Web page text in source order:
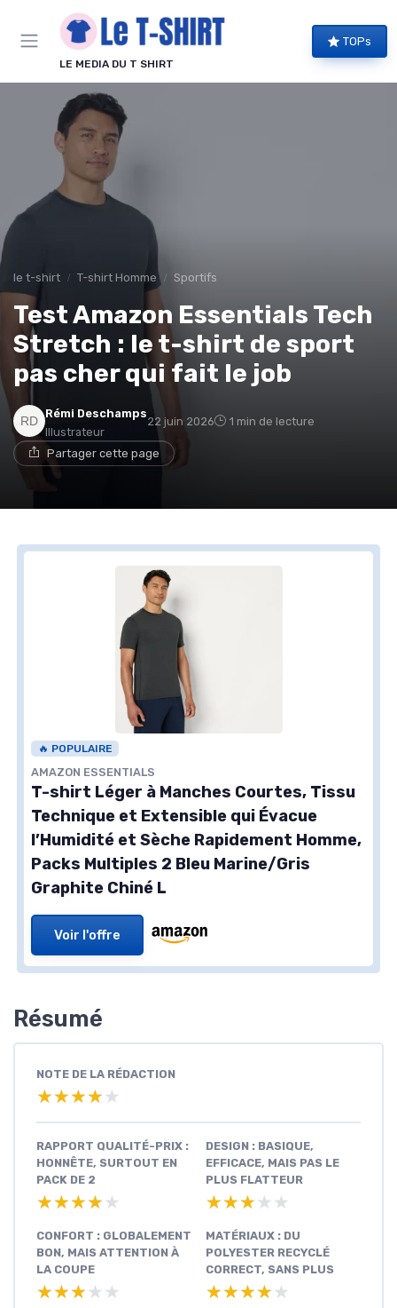
LE MEDIA DU T SHIRT
TOPs
le t-shirt T-shirt Homme Sportifs
Test Amazon Essentials Tech
Stretch : le t-shirt de sport
pas cher qui fait le job
Rémi Deschamps
Illustrateur
22 juin 2026 1 min de lecture
Partager cette page
🔥 POPULAIRE
AMAZON ESSENTIALS
T-shirt Léger à Manches Courtes, Tissu
Technique et Extensible qui Évacue
l’Humidité et Sèche Rapidement Homme,
Packs Multiples 2 Bleu Marine/Gris
Graphite Chiné L
Voir l'offre
Résumé
NOTE DE LA RÉDACTION
★★★★★
★★★★★
RAPPORT QUALITÉ-PRIX :
HONNÊTE, SURTOUT EN
PACK DE 2
★★★★★
★★★★★
DESIGN : BASIQUE,
EFFICACE, MAIS PAS LE
PLUS FLATTEUR
★★★★★
★★★★★
CONFORT : GLOBALEMENT
BON, MAIS ATTENTION À
LA COUPE
★★★★★
★★★★★
MATÉRIAUX : DU
POLYESTER RECYCLÉ
CORRECT, SANS PLUS
★★★★★
★★★★★
Panneau de gestion des cookies